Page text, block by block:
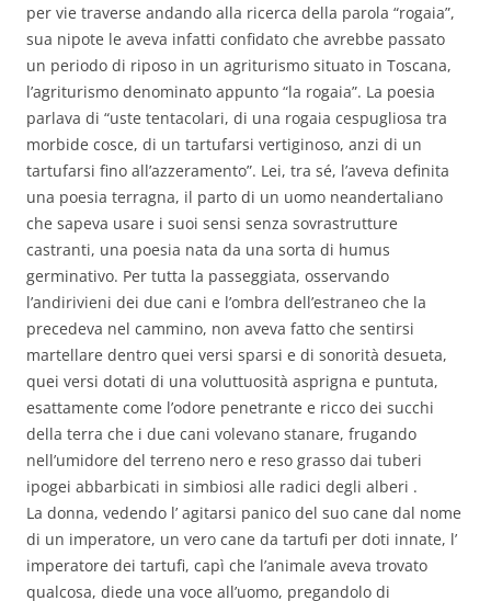
per vie traverse andando alla ricerca della parola “rogaia”,
sua nipote le aveva infatti confidato che avrebbe passato
un periodo di riposo in un agriturismo situato in Toscana,
l’agriturismo denominato appunto “la rogaia”. La poesia
parlava di “uste tentacolari, di una rogaia cespugliosa tra
morbide cosce, di un tartufarsi vertiginoso, anzi di un
tartufarsi fino all’azzeramento”. Lei, tra sé, l’aveva definita
una poesia terragna, il parto di un uomo neandertaliano
che sapeva usare i suoi sensi senza sovrastrutture
castranti, una poesia nata da una sorta di humus
germinativo. Per tutta la passeggiata, osservando
l’andirivieni dei due cani e l’ombra dell’estraneo che la
precedeva nel cammino, non aveva fatto che sentirsi
martellare dentro quei versi sparsi e di sonorità desueta,
quei versi dotati di una voluttuosità asprigna e puntuta,
esattamente come l’odore penetrante e ricco dei succhi
della terra che i due cani volevano stanare, frugando
nell’umidore del terreno nero e reso grasso dai tuberi
ipogei abbarbicati in simbiosi alle radici degli alberi .
La donna, vedendo l’ agitarsi panico del suo cane dal nome
di un imperatore, un vero cane da tartufi per doti innate, l’
imperatore dei tartufi, capì che l’animale aveva trovato
qualcosa, diede una voce all’uomo, pregandolo di